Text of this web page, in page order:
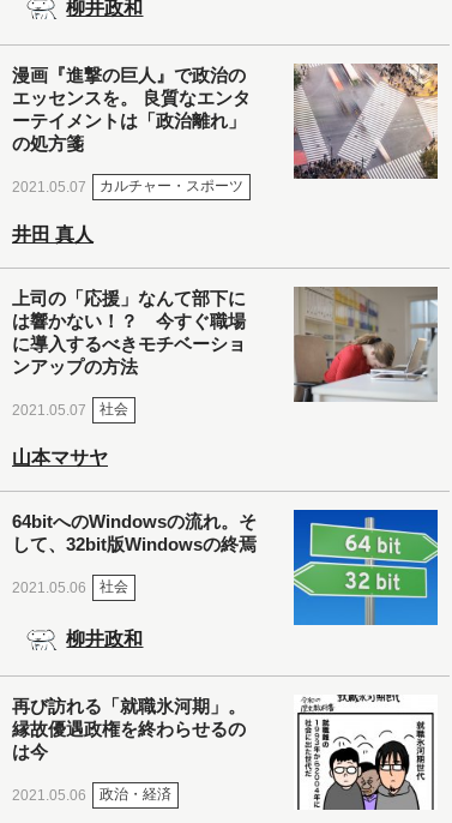
柳井政和
漫画『進撃の巨人』で政治の
エッセンスを。 良質なエンタ
ーテイメントは「政治離れ」
の処方箋
2021.05.07 カルチャー・スポーツ
井田 真人
上司の「応援」なんて部下に
は響かない！？ 今すぐ職場
に導入するべきモチベーショ
ンアップの方法
2021.05.07 社会
山本マサヤ
64bitへのWindowsの流れ。そ
して、32bit版Windowsの終焉
2021.05.06 社会
柳井政和
再び訪れる「就職氷河期」。
縁故優遇政権を終わらせるの
は今
2021.05.06 政治・経済